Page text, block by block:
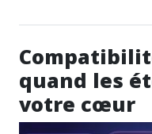
quand les
votre cœur